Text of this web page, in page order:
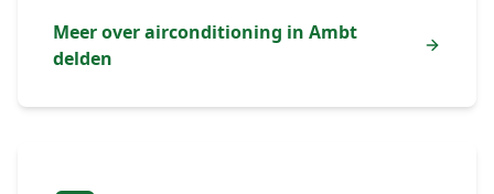
Meer over airconditioning in Ambt
delden